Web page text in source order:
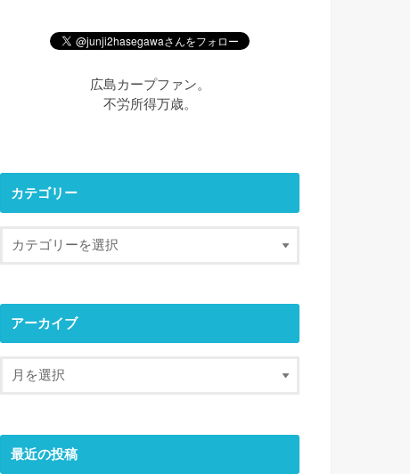
広島カープファン。
不労所得万歳。
カテゴリー
アーカイブ
最近の投稿